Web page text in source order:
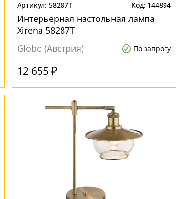
58287T 144894
Интерьерная настольная лампа
Xirena 58287T
Globo (Австрия)
По запросу
12 655 ₽